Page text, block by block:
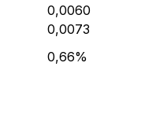
0,0060
0,0073
0,66%